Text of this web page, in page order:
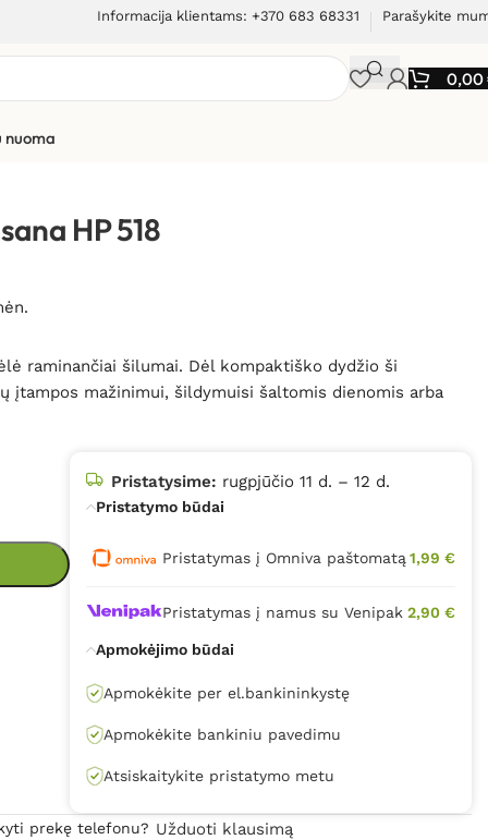
Informacija klientams: +370 683 68331 Parašykite
0,00
nuoma
HP 518
raminančiai šilumai. Dėl kompaktiško dydžio ši
įtampos mažinimui, šildymuisi šaltomis dienomis arba
Pristatysime: rugpjūčio 11 d. – 12 d.
Pristatymo būdai
Pristatymas į Omniva paštomatą 1,99 €
Pristatymas į namus su Venipak 2,90 €
Apmokėjimo būdai
Apmokėkite per el.bankininkystę
Apmokėkite bankiniu pavedimu
Atsiskaitykite pristatymo metu
prekę telefonu? Užduoti klausimą